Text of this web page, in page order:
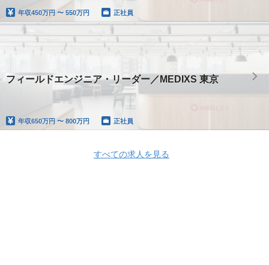
年収450万円 〜 550万円 正社員
フィールドエンジニア・リーダー／MEDIXS 東京
年収650万円 〜 800万円 正社員
すべての求人を見る